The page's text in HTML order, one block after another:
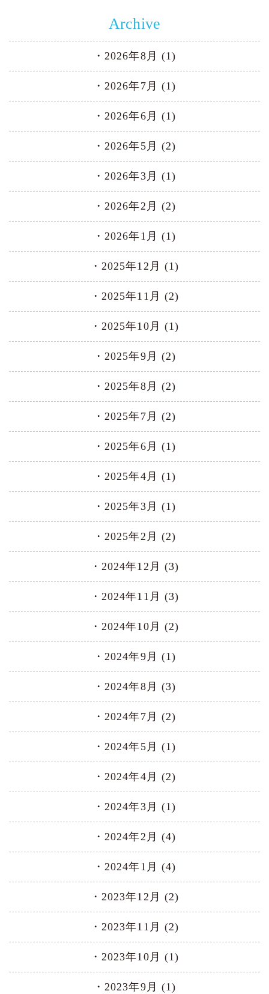
Archive
2026年8月 (1)
2026年7月 (1)
2026年6月 (1)
2026年5月 (2)
2026年3月 (1)
2026年2月 (2)
2026年1月 (1)
2025年12月 (1)
2025年11月 (2)
2025年10月 (1)
2025年9月 (2)
2025年8月 (2)
2025年7月 (2)
2025年6月 (1)
2025年4月 (1)
2025年3月 (1)
2025年2月 (2)
2024年12月 (3)
2024年11月 (3)
2024年10月 (2)
2024年9月 (1)
2024年8月 (3)
2024年7月 (2)
2024年5月 (1)
2024年4月 (2)
2024年3月 (1)
2024年2月 (4)
2024年1月 (4)
2023年12月 (2)
2023年11月 (2)
2023年10月 (1)
2023年9月 (1)